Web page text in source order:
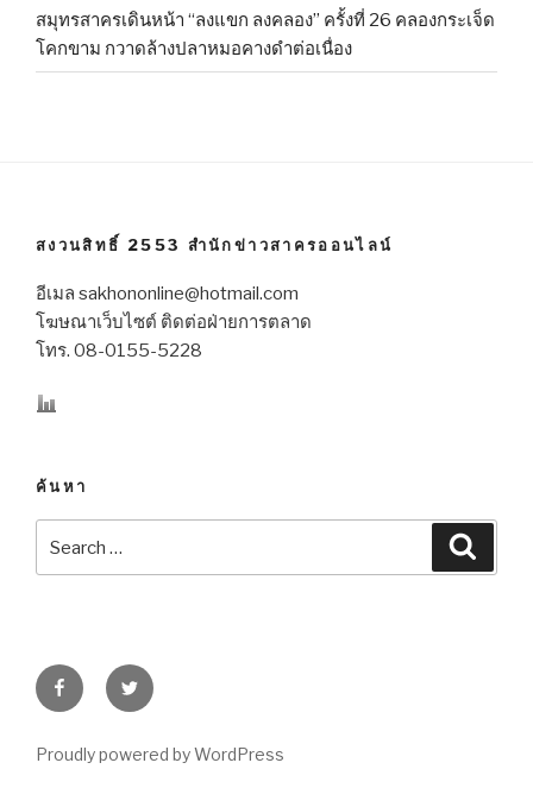
สมุทรสาครเดินหน้า “ลงแขก ลงคลอง” ครั้งที่ 26 คลองกระเจ็ด
โคกขาม กวาดล้างปลาหมอคางดำต่อเนื่อง
สงวนสิทธิ์ 2553 สำนักข่าวสาครออนไลน์
อีเมล sakhononline@hotmail.com
โฆษณาเว็บไซต์ ติดต่อฝ่ายการตลาด
โทร. 08-0155-5228
ค้นหา
FacebookTwitter
Proudly powered by WordPress